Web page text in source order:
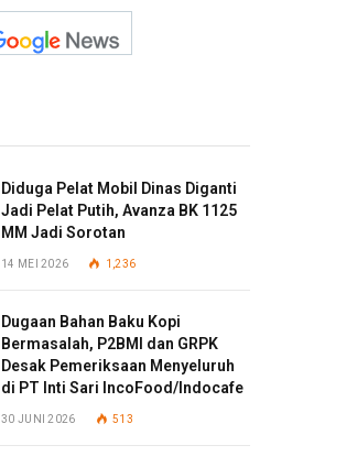
Diduga Pelat Mobil Dinas Diganti
Jadi Pelat Putih, Avanza BK 1125
MM Jadi Sorotan
14 MEI 2026 1,236
Dugaan Bahan Baku Kopi
Bermasalah, P2BMI dan GRPK
Desak Pemeriksaan Menyeluruh
di PT Inti Sari IncoFood/Indocafe
30 JUNI 2026 513